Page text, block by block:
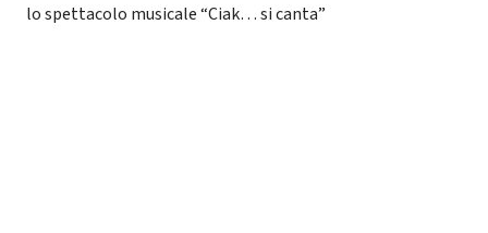
lo spettacolo musicale “Ciak… si canta”